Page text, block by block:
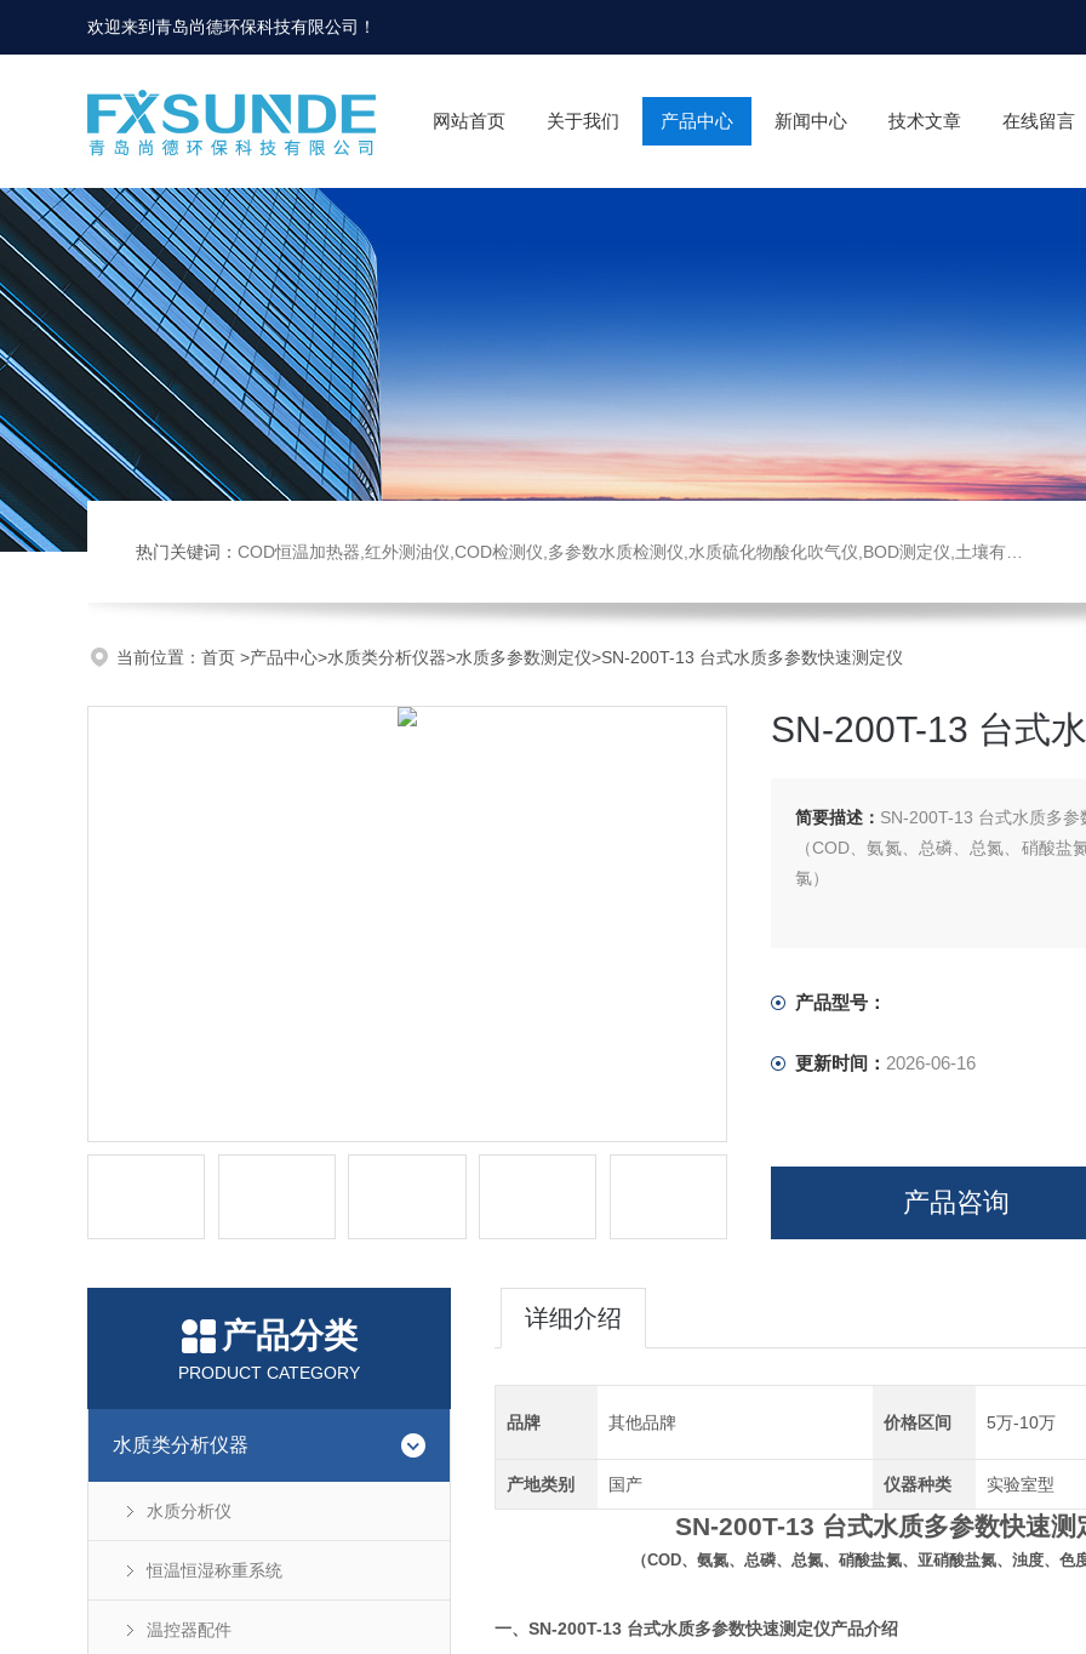
欢迎来到青岛尚德环保科技有限公司 ！
网站首页 关于我们 产品中心 新闻中心 技术文章 在线留言
热门关键词： COD恒温加热器,红外测油仪,COD检测仪,多参数水质检测仪,水质硫化物酸化吹气仪,BOD测定仪,土壤有机碳恒温加热器,液液萃取器,COD消解回流仪,水质采样器
当前位置： 首页 >产品中心>水质类分析仪器>水质多参数测定仪>SN-200T-13 台式水质多参数快速测定仪
SN-200T-13 台式
简要描述： SN-200T-13 台式水质多
（COD、氨氮、总磷、总氮、硝酸
氯）
产品型号：
更新时间： 2026-06-16
产品咨询
产品分类
PRODUCT CATEGORY
水质类分析仪器
水质分析仪
恒温恒湿称重系统
温控器配件
详细介绍
品牌 其他品牌 价格区间 5万-10万
产地类别 国产 仪器种类 实验室型
SN-200T-13 台式水质多参数快速
（COD、氨氮、总磷、总氮、硝酸盐氮、亚硝酸盐氮、浊度、色
一、 SN-200T-13 台式水质多参数快速测定仪产品介绍